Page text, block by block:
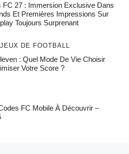
FC 27 : Immersion Exclusive Dans
Et Premières Impressions Sur
Toujours Surprenant
DE FOOTBALL
: Quel Mode De Vie Choisir
Votre Score ?
FC Mobile À Découvrir –